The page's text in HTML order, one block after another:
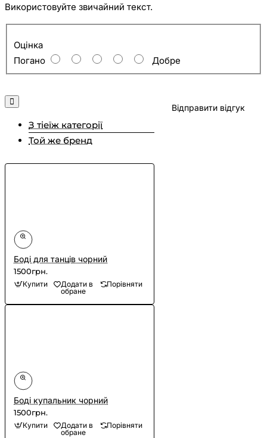
Використовуйте звичайний текст.
Оцінка
Погано
Добре
Відправити відгук
З тіеїж категорії
Той же бренд
Боді для танців чорний
1500грн.
Купити
Додати в
обране
Порівняти
Боді купальник чорний
1500грн.
Купити
Додати в
обране
Порівняти